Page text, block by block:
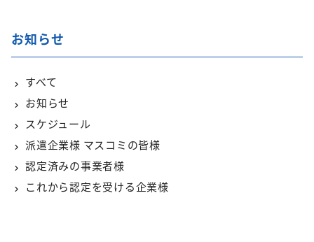
お知らせ
すべて
お知らせ
スケジュール
派遣企業様 マスコミの皆様
認定済みの事業者様
これから認定を受ける企業様